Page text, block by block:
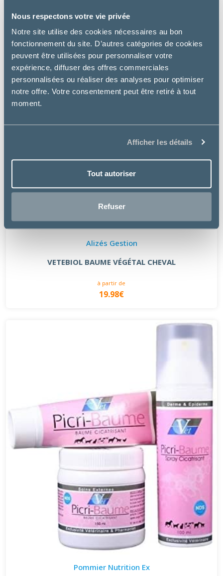
Nous respectons votre vie privée
Notre site utilise des cookies nécessaires au bon
fonctionnement du site. D’autres catégories de cookies
peuvent être utilisées pour personnaliser votre
expérience, diffuser des offres commerciales
personnalisées ou réaliser des analyses pour optimiser
notre offre. Votre consentement peut être retiré à tout
moment.
Afficher les détails
Tout autoriser
Refuser
Alizés Gestion
VETEBIOL BAUME VÉGÉTAL CHEVAL
à partir de
19.98€
Pommier Nutrition Ex